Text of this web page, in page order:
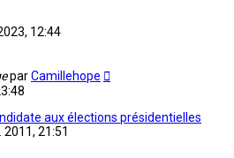
12:44
parCamillehope
aux élections présidentielles
2011, 21:51